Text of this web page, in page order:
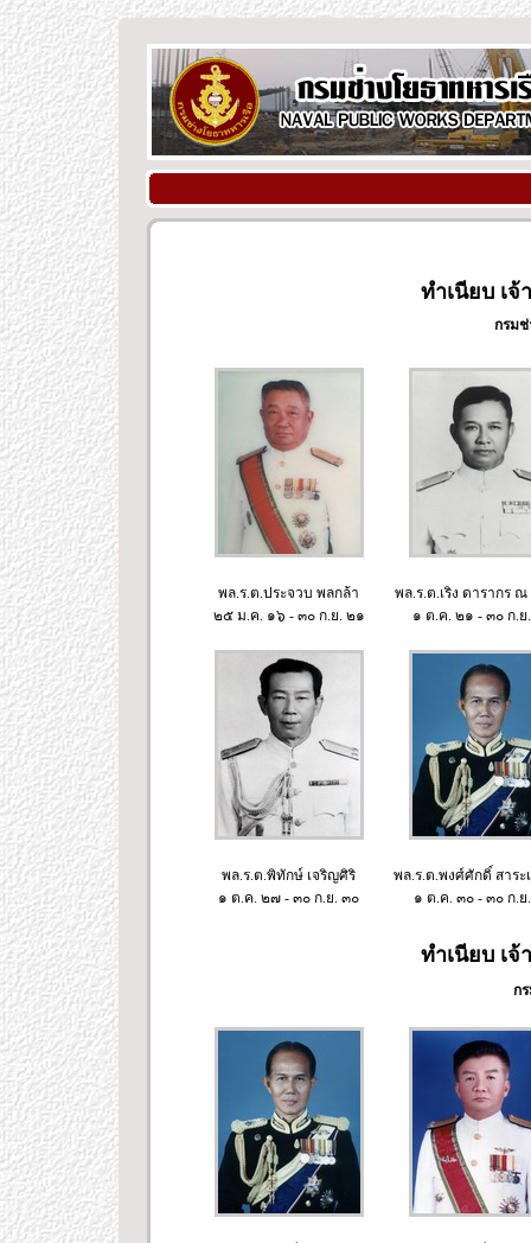
ทำเนียบ เจ้
กรมช่
พล.ร.ต.ประจวบ พลกล้า
๒๕ ม.ค. ๑๖ - ๓๐ ก.ย. ๒๑
พล.ร.ต.เริง ดารากร
๑ ต.ค. ๒๑ - ๓๐ ก.
พล.ร.ต.พิทักษ์ เจริญศิริ
๑ ต.ค. ๒๗ - ๓๐ ก.ย. ๓๐
พล.ร.ต.พงศ์ศักดิ์ สาระ
๑ ต.ค. ๓๐ - ๓๐ ก.
ทำเนียบ เจ้
ก